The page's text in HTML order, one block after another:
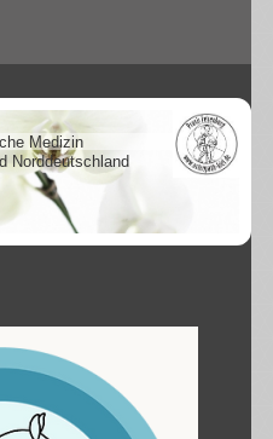
Medizin
Norddeutschland